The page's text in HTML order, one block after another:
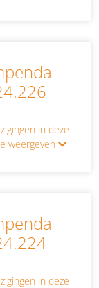
in deze
weergeven
in deze